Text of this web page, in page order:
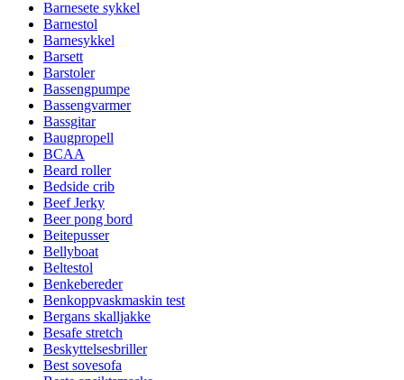
Barnesete sykkel
Barnestol
Barnesykkel
Barsett
Barstoler
Bassengpumpe
Bassengvarmer
Bassgitar
Baugpropell
BCAA
Beard roller
Bedside crib
Beef Jerky
Beer pong bord
Beitepusser
Bellyboat
Beltestol
Benkebereder
Benkoppvaskmaskin test
Bergans skalljakke
Besafe stretch
Beskyttelsesbriller
Best sovesofa